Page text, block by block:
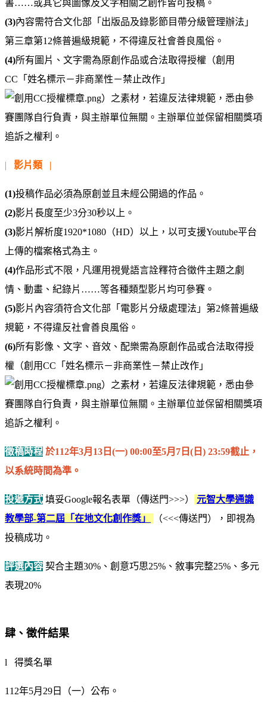
書……或其它與圖像及文字相關之創作皆可投稿。
(3)內容需符合文化部「出版品及錄影節目帶分級管理辦法」
第三章第12條普遍級規範，不得違反社會善良風俗。
(4)所有圖片、文字需為原創作品或合法取得授權（創用
CC「姓名標示－非商業性－禁止改作」
）之素材，若違反法律規範，悉由參
賽團隊自行負責，與主辦單位無關。主辦單位並保留相關獎項
追訴之權利。
| 影片類 |
(1)投稿作品必須為原創並且未經公開過的作品。
(2)影片長度至少3分30秒以上。
(3)影片解析度1920*1080（HD）以上，以可支援Youtube平台
上傳的檔案格式為主。
(4)作品形式不限，凡運用視覺語言詮釋符合徵件主題之劇
情、動畫、紀錄片……等各種類型影片均可參賽。
(5)影片內容須符合文化部「電影片分級處理法」第2條普遍級
規範，不得違反社會善良風俗。
(6)所有影像、文字、音效、配樂需為原創作品或合法取得授
權（創用CC「姓名標示－非商業性－禁止改作」
）之素材，若違反法律規範，悉由參
賽團隊自行負責，與主辦單位無關。主辦單位並保留相關獎項
追訴之權利。
徵稿時程 於112年3月13日(一) 00:00至5月7日(日) 23:59截止，
以系統時間為準。
投遞方式 填妥Google報名表單（傳送門>>>）
元智大學通識
教學部-第二屆「在地文化創作獎」
（<<<傳送門），即視為
投稿成功。
評選內容 契合主題30%、創意巧思25%、敘事完整25%、多元
表現20%
肆、徵件結果
l 得獎名單
112年5月29日（一）公布。